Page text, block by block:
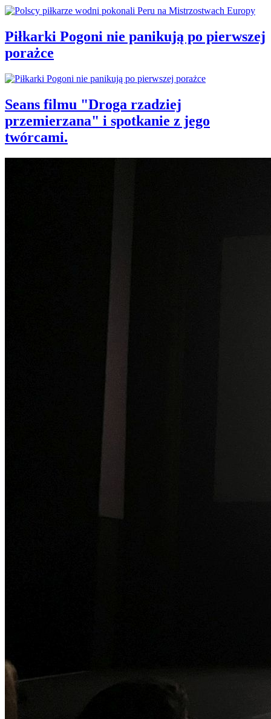
Piłkarki Pogoni nie panikują po pierwszej
porażce
Seans filmu "Droga rzadziej
przemierzana" i spotkanie z jego
twórcami.